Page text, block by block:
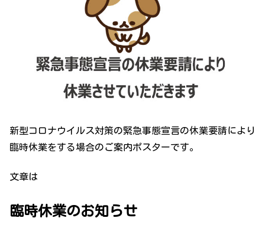
新型コロナウイルス対策の緊急事態宣言の休業要請により
臨時休業をする場合のご案内ポスターです。
文章は
臨時休業のお知らせ